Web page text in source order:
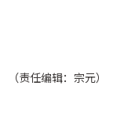
（责任编辑：宗元）